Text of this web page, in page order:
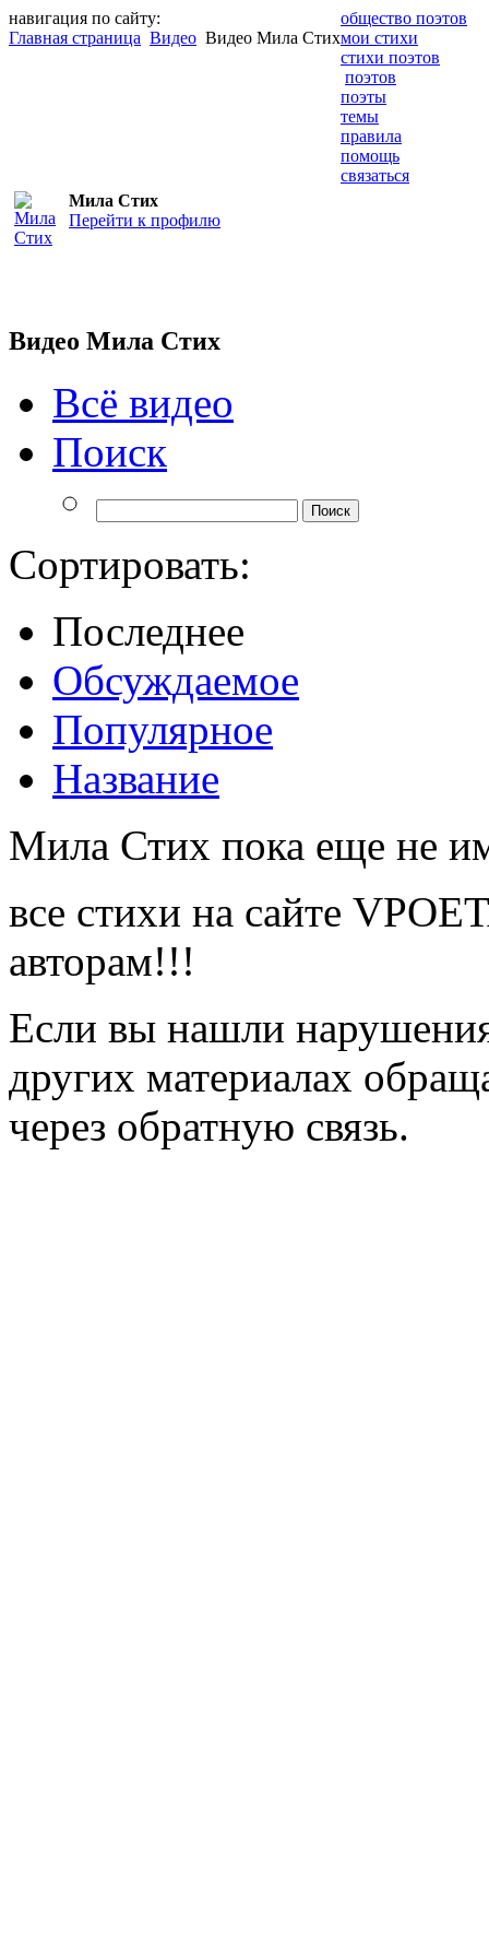
навигация по сайту:
Главная страница Видео Видео Мила Стих
общество поэтов
мои стихи
стихи поэтов
поэтов
поэты
темы
правила
помощь
связаться
Мила Стих
Перейти к профилю
Видео Мила Стих
Всё видео
Поиск
Сортировать:
Последнее
Обсуждаемое
Популярное
Название
Мила Стих пока еще не
все стихи на сайте
авторам!!!
Если вы нашли
других материалах
через обратную связь.